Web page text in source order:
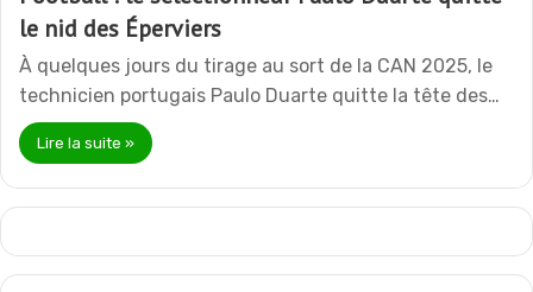
le nid des Éperviers
À quelques jours du tirage au sort de la CAN 2025, le
technicien portugais Paulo Duarte quitte la tête des…
Lire la suite »